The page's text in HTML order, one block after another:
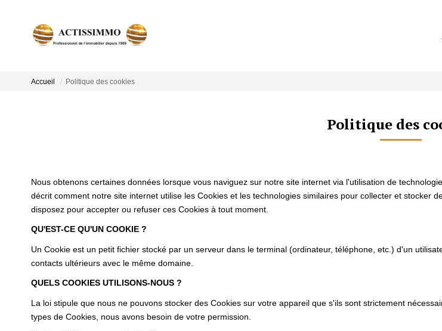
Accueil Politique des cookies
Politique des
Nous obtenons certaines données lorsque vous naviguez sur notre site internet via l'utilisation de
décrit comment notre site internet utilise les Cookies et les technologies similaires pour collecter et stocker
disposez pour accepter ou refuser ces Cookies à tout moment.
QU'EST-CE QU'UN COOKIE ?
Un Cookie est un petit fichier stocké par un serveur dans le terminal (ordinateur, téléphone, etc.) d'un
contacts ultérieurs avec le même domaine.
QUELS COOKIES UTILISONS-NOUS ?
La loi stipule que nous ne pouvons stocker des Cookies sur votre appareil que s'ils sont strictement
types de Cookies, nous avons besoin de votre permission.